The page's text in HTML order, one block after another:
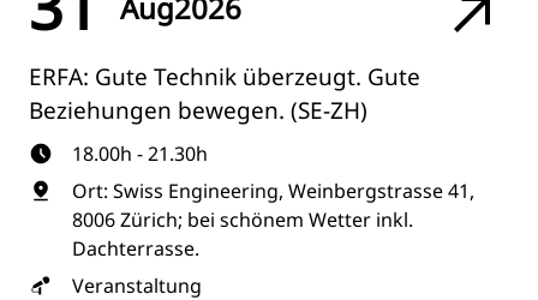
ERFA: Gute Technik überzeugt. Gute
Beziehungen bewegen. (SE-ZH)
18.00h - 21.30h
Ort: Swiss Engineering, Weinbergstrasse 41,
8006 Zürich; bei schönem Wetter inkl.
Dachterrasse.
Veranstaltung